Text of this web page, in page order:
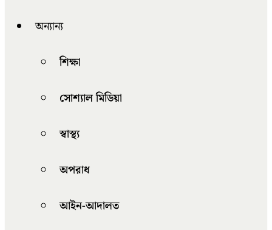
অন্যান্য
শিক্ষা
সোশ্যাল মিডিয়া
স্বাস্থ্য
অপরাধ
আইন-আদালত